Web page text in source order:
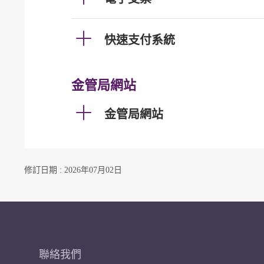
快速支付系統
金管局網站
金管局網站
修訂日期 : 2026年07月02日
聯絡我們